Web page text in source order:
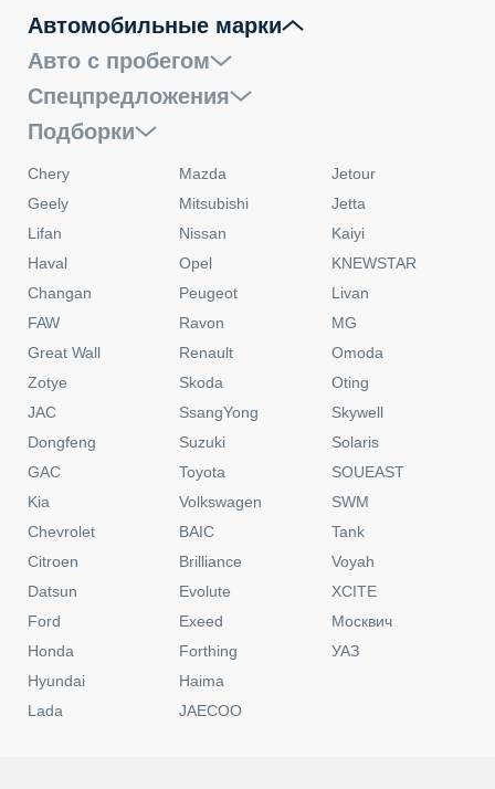
Автомобильные марки
Авто с пробегом
Спецпредложения
Подборки
Chery
Geely
Lifan
Haval
Changan
FAW
Great Wall
Zotye
JAC
Dongfeng
GAC
Kia
Chevrolet
Citroen
Datsun
Ford
Honda
Hyundai
Lada
Mazda
Mitsubishi
Nissan
Opel
Peugeot
Ravon
Renault
Skoda
SsangYong
Suzuki
Toyota
Volkswagen
BAIC
Brilliance
Evolute
Exeed
Forthing
Haima
JAECOO
Jetour
Jetta
Kaiyi
KNEWSTAR
Livan
MG
Omoda
Oting
Skywell
Solaris
SOUEAST
SWM
Tank
Voyah
XCITE
Москвич
УАЗ